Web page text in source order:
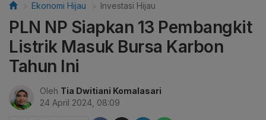
Ekonomi Hijau Investasi Hijau
PLN NP Siapkan 13 Pembangkit
Listrik Masuk Bursa Karbon
Tahun Ini
Oleh Tia Dwitiani Komalasari
24 April 2024, 08:09